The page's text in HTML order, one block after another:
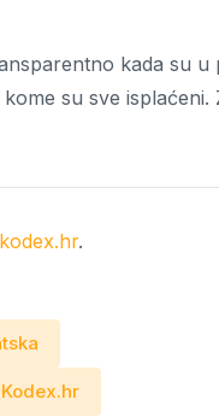
kada su
su sve
.
Kodex.hr